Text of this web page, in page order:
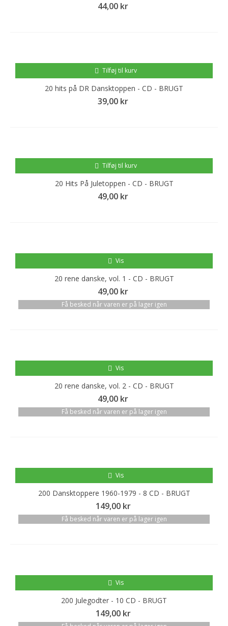
44,00 kr
Tilføj til kurv
20 hits på DR Dansktoppen - CD - BRUGT
39,00 kr
Tilføj til kurv
20 Hits På Juletoppen - CD - BRUGT
49,00 kr
Vis
20 rene danske, vol. 1 - CD - BRUGT
49,00 kr
Få besked når varen er på lager igen
Vis
20 rene danske, vol. 2 - CD - BRUGT
49,00 kr
Få besked når varen er på lager igen
Vis
200 Dansktoppere 1960-1979 - 8 CD - BRUGT
149,00 kr
Få besked når varen er på lager igen
Vis
200 Julegodter - 10 CD - BRUGT
149,00 kr